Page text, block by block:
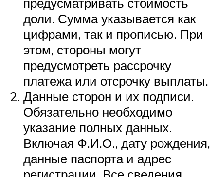
доли. Сумма указывается как
цифрами, так и прописью. При
этом, стороны могут
предусмотреть рассрочку
платежа или отсрочку выплаты.
Данные сторон и их подписи.
Обязательно необходимо
указание полных данных.
Включая Ф.И.О., дату рождения,
данные паспорта и адрес